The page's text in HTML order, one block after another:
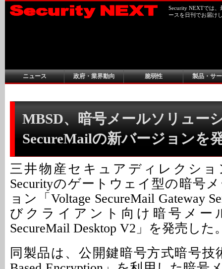
Security NEXTでは
ースを日刊でお届け
ニュース 政府・業界動向 脆弱性 製品・サ
MBSD、暗号メールソリュー
SecureMailの新バージョンを
三井物産セキュアディレクショ
Securityのゲートウェイ型の暗号
ョン「Voltage SecureMail Gateway
びクライアント向け暗号メー
SecureMail Desktop V2」を発売した
同製品は、公開鍵暗号方式暗号技